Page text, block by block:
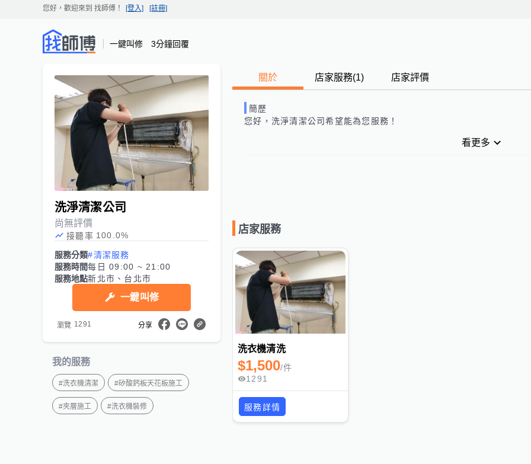
您好，歡迎來到 找師傅 ！ [登入] [註冊]
一鍵叫修 3分鐘回覆
洗淨清潔公司
尚無評價
接聽率 100.0%
服務分類#清潔服務
服務時間每日 09:00 ~ 21:00
服務地點新北市、台北市
一鍵叫修
瀏覽 1291 分享
我的服務
#洗衣機清潔 #矽酸鈣板天花板施工
#夾層施工 #洗衣機裝修
關於 店家服務(1) 店家評價
簡歷
您好， 洗淨清潔公司希望能為您服務！
看更多
店家服務
洗衣機清洗
$1,500/件
1291
服務詳情